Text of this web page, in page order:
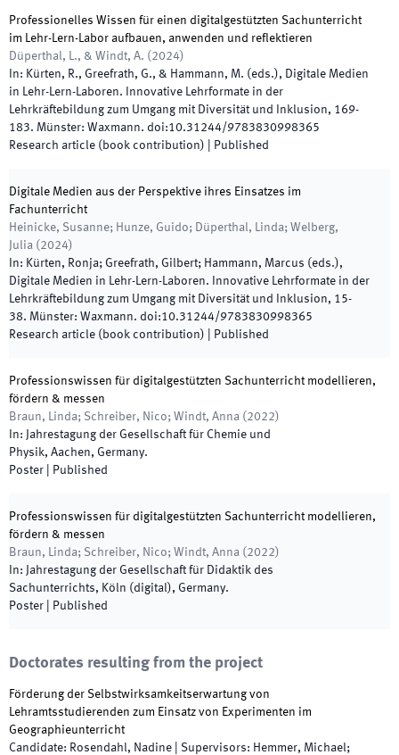
Professionelles Wissen für einen digitalgestützten Sachunterricht
im Lehr-Lern-Labor aufbauen, anwenden und reflektieren
Düperthal, L., & Windt, A. ( 2024)
In: Kürten, R., Greefrath, G., & Hammann, M. (eds.), Digitale Medien
in Lehr-Lern-Laboren. Innovative Lehrformate in der
Lehrkräftebildung zum Umgang mit Diversität und Inklusion, 169-
183. Münster: Waxmann. doi:10.31244/9783830998365
Research article (book contribution)
Published
Digitale Medien aus der Perspektive ihres Einsatzes im
Fachunterricht
Heinicke, Susanne; Hunze, Guido; Düperthal, Linda; Welberg,
Julia ( 2024)
In: Kürten, Ronja; Greefrath, Gilbert; Hammann, Marcus (eds.),
Digitale Medien in Lehr-Lern-Laboren. Innovative Lehrformate in der
Lehrkräftebildung zum Umgang mit Diversität und Inklusion, 15-
38. Münster: Waxmann. doi:10.31244/9783830998365
Research article (book contribution)
Published
Professionswissen für digitalgestützten Sachunterricht modellieren,
fördern & messen
Braun, Linda; Schreiber, Nico; Windt, Anna ( 2022)
In: Jahrestagung der Gesellschaft für Chemie und
Physik, Aachen, Germany.
Poster
Published
Professionswissen für digitalgestützten Sachunterricht modellieren,
fördern & messen
Braun, Linda; Schreiber, Nico; Windt, Anna ( 2022)
In: Jahrestagung der Gesellschaft für Didaktik des
Sachunterrichts, Köln (digital), Germany.
Poster
Published
Doctorates resulting from the project
Förderung der Selbstwirksamkeitserwartung von
Lehramtsstudierenden zum Einsatz von Experimenten im
Geographieunterricht
Candidate: Rosendahl, Nadine Supervisors: Hemmer, Michael;